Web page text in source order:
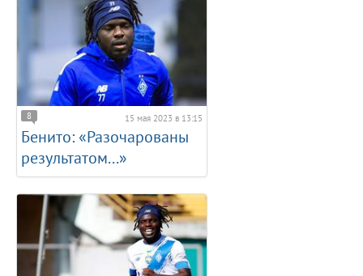
8 15 мая 2023 в 13:15
Бенито: «Разочарованы
результатом...»